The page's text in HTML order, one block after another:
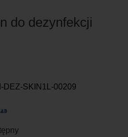
do dezynfekcji
DEZ-SKIN1L-00209